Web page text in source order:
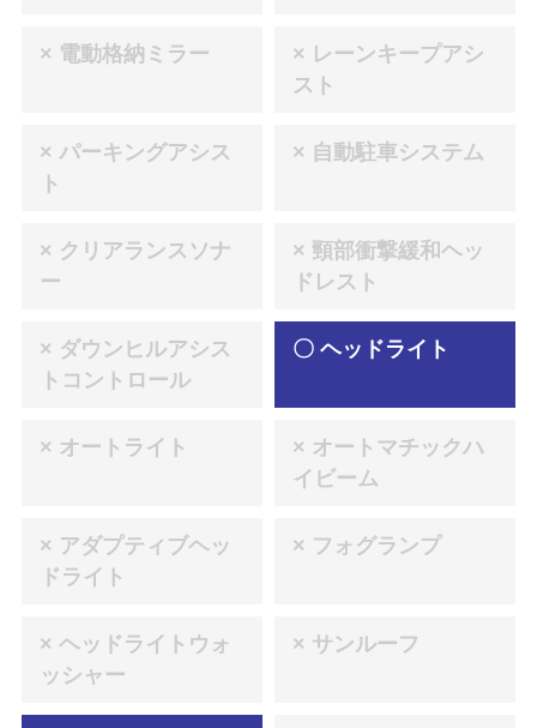
× 電動格納ミラー
× レーンキープアシ
スト
× パーキングアシス
ト
× 自動駐車システム
× クリアランスソナ
ー
× 頸部衝撃緩和ヘッ
ドレスト
× ダウンヒルアシス
トコントロール
〇 ヘッドライト
× オートライト
× オートマチックハ
イビーム
× アダプティブヘッ
ドライト
× フォグランプ
× ヘッドライトウォ
ッシャー
× サンルーフ